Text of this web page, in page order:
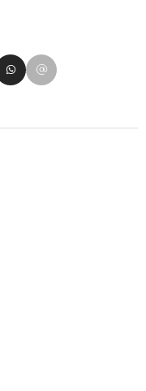
LinkedIn
su Pinterest
su WhatsApp
Condividi su Email